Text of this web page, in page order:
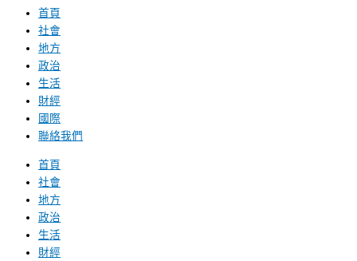
首頁
社會
地方
政治
生活
財經
國際
聯絡我們
首頁
社會
地方
政治
生活
財經